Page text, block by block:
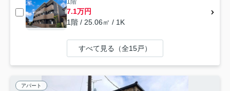
1階
7.1万円
1階 / 25.06㎡ / 1K
すべて見る（全15戸）
アパート